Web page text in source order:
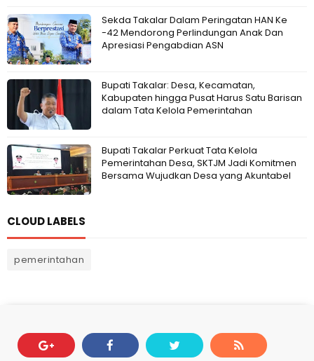
Sekda Takalar Dalam Peringatan HAN Ke
-42 Mendorong Perlindungan Anak Dan
Apresiasi Pengabdian ASN
Bupati Takalar: Desa, Kecamatan,
Kabupaten hingga Pusat Harus Satu Barisan
dalam Tata Kelola Pemerintahan
Bupati Takalar Perkuat Tata Kelola
Pemerintahan Desa, SKTJM Jadi Komitmen
Bersama Wujudkan Desa yang Akuntabel
CLOUD LABELS
pemerintahan